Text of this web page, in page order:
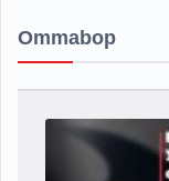
Ommabop